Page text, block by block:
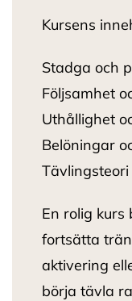
Kursens
Stadga och
Följsamhet
Uthållighet
Belöningar
En rolig kurs
fortsätta
aktivering
börja tävla